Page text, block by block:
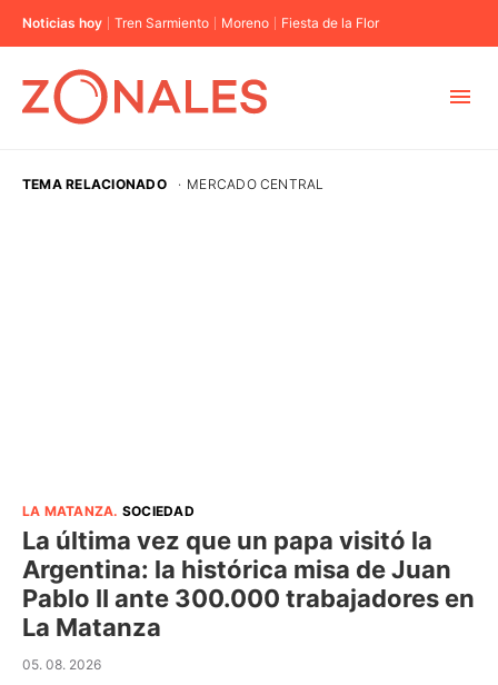
Noticias hoy Tren Sarmiento Moreno Fiesta de la Flor
TEMA RELACIONADO · MERCADO CENTRAL
LA MATANZA. SOCIEDAD
La última vez que un papa visitó la
Argentina: la histórica misa de Juan
Pablo II ante 300.000 trabajadores en
La Matanza
05. 08. 2026